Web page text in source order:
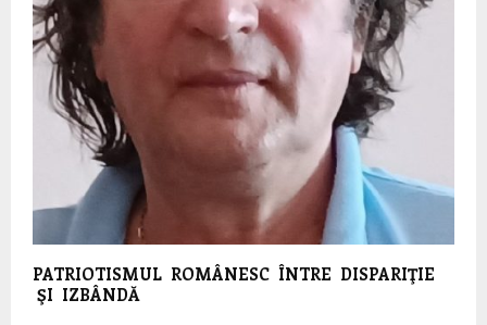
PATRIOTISMUL ROMÂNESC ÎNTRE DISPARIŢIE
ŞI IZBÂNDĂ